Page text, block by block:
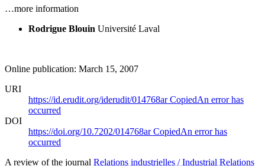
…more information
Rodrigue Blouin Université Laval
Online publication: March 15, 2007
URI
https://id.erudit.org/iderudit/014768arCopiedAn error has
occurred
DOI
https://doi.org/10.7202/014768arCopiedAn error has
occurred
A review of the journal Relations industrielles / Industrial Relations